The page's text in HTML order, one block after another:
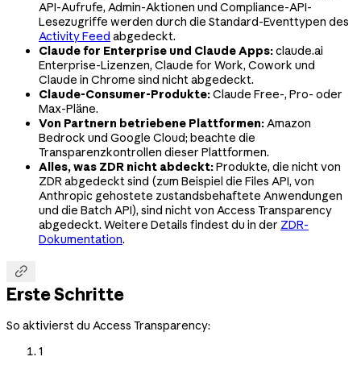
API-Aufrufe, Admin-Aktionen und Compliance-API-
Lesezugriffe werden durch die Standard-Eventtypen des
Activity Feed abgedeckt.
Claude for Enterprise und Claude Apps:claude.ai
Enterprise-Lizenzen, Claude for Work, Cowork und
Claude in Chrome sind nicht abgedeckt.
Claude-Consumer-Produkte:Claude Free-, Pro- oder
Max-Pläne.
Von Partnern betriebene Plattformen:Amazon
Bedrock und Google Cloud; beachte die
Transparenzkontrollen dieser Plattformen.
Alles, was ZDR nicht abdeckt:Produkte, die nicht von
ZDR abgedeckt sind (zum Beispiel die Files API, von
Anthropic gehostete zustandsbehaftete Anwendungen
und die Batch API), sind nicht von Access Transparency
abgedeckt. Weitere Details findest du in der ZDR-
Dokumentation.

Erste Schritte
So aktivierst du Access Transparency:
1